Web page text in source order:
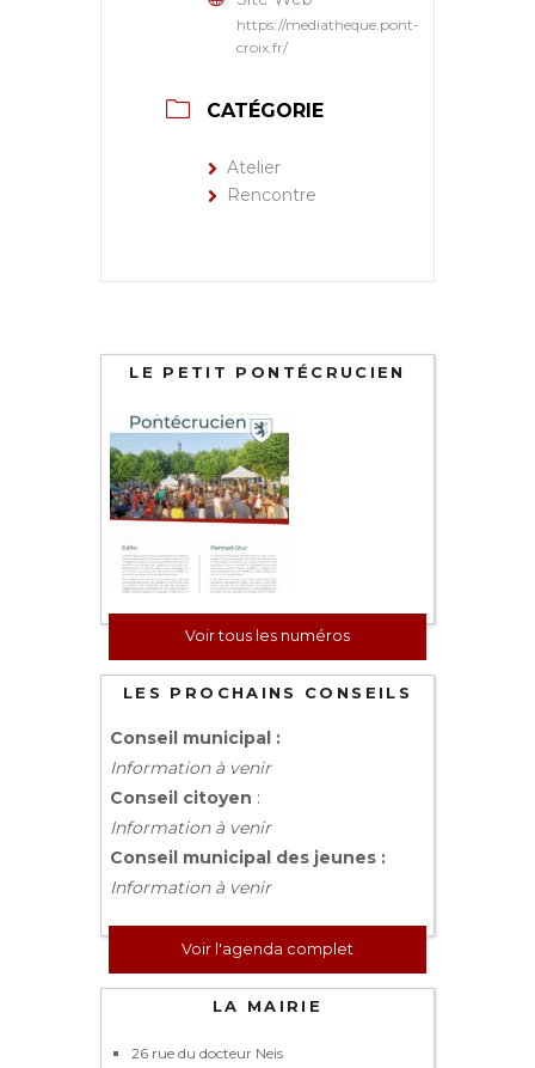
https://mediatheque.pont-
croix.fr/
CATÉGORIE
Atelier
Rencontre
LE PETIT PONTÉCRUCIEN
Voir tous les numéros
LES PROCHAINS CONSEILS
Conseil municipal :
Information à venir
Conseil citoyen :
Information à venir
Conseil municipal des jeunes :
Information à venir
Voir l'agenda complet
LA MAIRIE
26 rue du docteur Neis